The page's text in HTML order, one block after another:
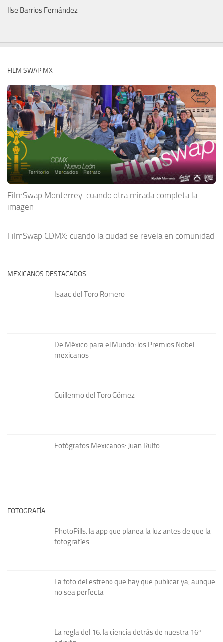
Ilse Barrios Fernández
FILM SWAP MX
FilmSwap Monterrey: cuando otra mirada completa la
imagen
FilmSwap CDMX: cuando la ciudad se revela en comunidad
MEXICANOS DESTACADOS
Isaac del Toro Romero
De México para el Mundo: los Premios Nobel
mexicanos
Guillermo del Toro Gómez
Fotógrafos Mexicanos: Juan Rulfo
FOTOGRAFÍA
PhotoPills: la app que planea la luz antes de que la
fotografíes
La foto del estreno que hay que publicar ya, aunque
no sea perfecta
La regla del 16: la ciencia detrás de nuestra 16ª